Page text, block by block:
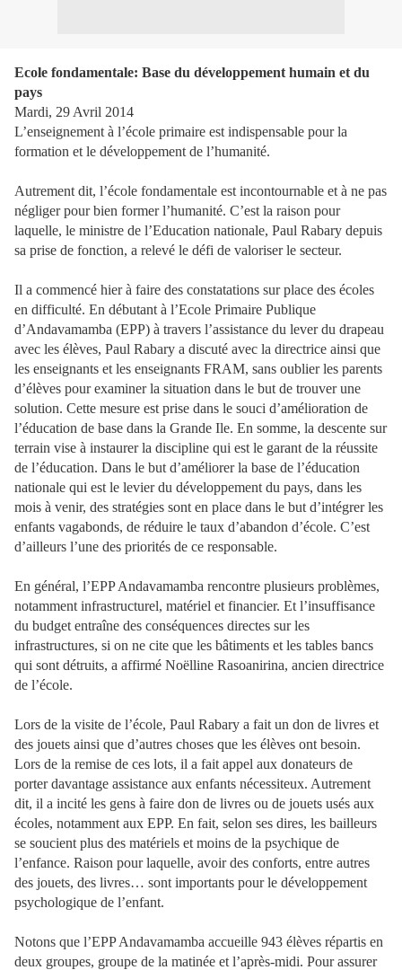
Ecole fondamentale: Base du développement humain et du
pays
Mardi, 29 Avril 2014
L’enseignement à l’école primaire est indispensable pour la
formation et le développement de l’humanité.
Autrement dit, l’école fondamentale est incontournable et à ne pas
négliger pour bien former l’humanité. C’est la raison pour
laquelle, le ministre de l’Education nationale, Paul Rabary depuis
sa prise de fonction, a relevé le défi de valoriser le secteur.
Il a commencé hier à faire des constatations sur place des écoles
en difficulté. En débutant à l’Ecole Primaire Publique
d’Andavamamba (EPP) à travers l’assistance du lever du drapeau
avec les élèves, Paul Rabary a discuté avec la directrice ainsi que
les enseignants et les enseignants FRAM, sans oublier les parents
d’élèves pour examiner la situation dans le but de trouver une
solution. Cette mesure est prise dans le souci d’amélioration de
l’éducation de base dans la Grande Ile. En somme, la descente sur
terrain vise à instaurer la discipline qui est le garant de la réussite
de l’éducation. Dans le but d’améliorer la base de l’éducation
nationale qui est le levier du développement du pays, dans les
mois à venir, des stratégies sont en place dans le but d’intégrer les
enfants vagabonds, de réduire le taux d’abandon d’école. C’est
d’ailleurs l’une des priorités de ce responsable.
En général, l’EPP Andavamamba rencontre plusieurs problèmes,
notamment infrastructurel, matériel et financier. Et l’insuffisance
du budget entraîne des conséquences directes sur les
infrastructures, si on ne cite que les bâtiments et les tables bancs
qui sont détruits, a affirmé Noëlline Rasoanirina, ancien directrice
de l’école.
Lors de la visite de l’école, Paul Rabary a fait un don de livres et
des jouets ainsi que d’autres choses que les élèves ont besoin.
Lors de la remise de ces lots, il a fait appel aux donateurs de
porter davantage assistance aux enfants nécessiteux. Autrement
dit, il a incité les gens à faire don de livres ou de jouets usés aux
écoles, notamment aux EPP. En fait, selon ses dires, les bailleurs
se soucient plus des matériels et moins de la psychique de
l’enfance. Raison pour laquelle, avoir des conforts, entre autres
des jouets, des livres… sont importants pour le développement
psychologique de l’enfant.
Notons que l’EPP Andavamamba accueille 943 élèves répartis en
deux groupes, groupe de la matinée et l’après-midi. Pour assurer